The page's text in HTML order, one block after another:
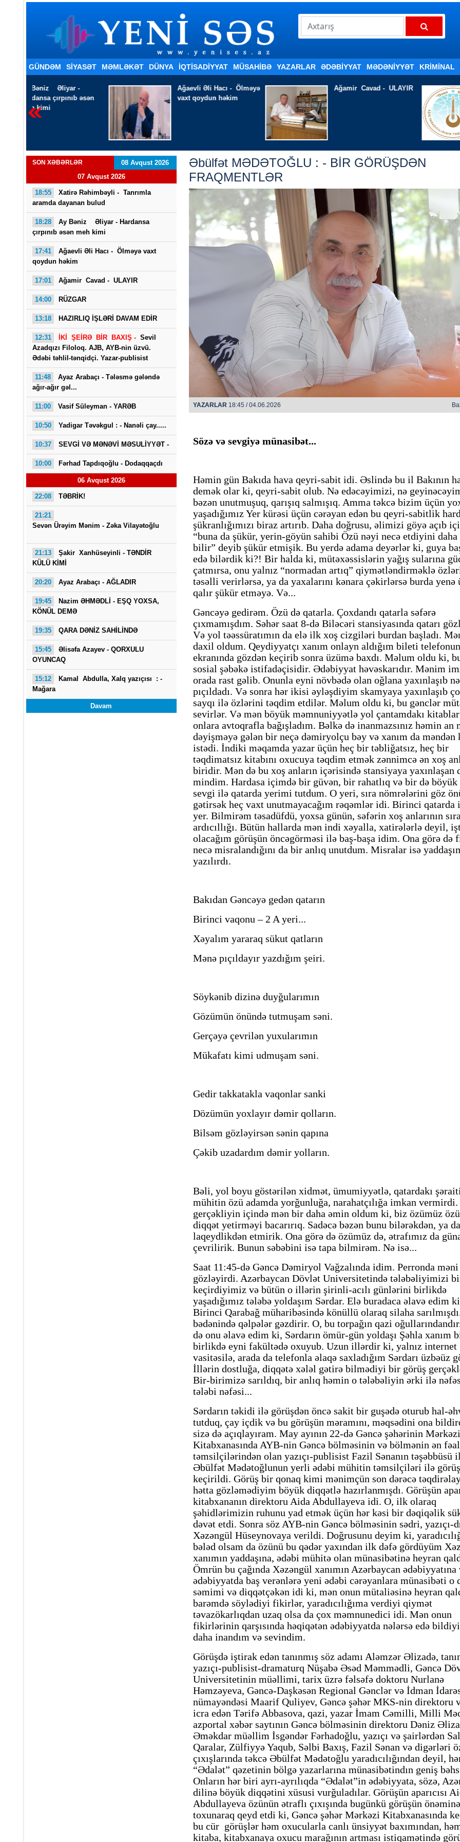
GÜNDƏM SİYASƏT MƏMLƏKƏT DÜNYA İQTISADIYYAT MÜSAHİBƏ YAZARLAR ƏDƏBIYYAT MƏDƏNİYYƏT KRİMİNAL
Ağaevli Əli Hacı -Ölməyə
vaxt qoydun həkim
Ağamir Cavad - ULAYIR
HAZIRLIQ
EDİR
SON XƏBƏRLƏR
08 Avqust 2026
07 Avqust 2026
18:55
Xatirə Rəhimbəyli - Tanrımla
aramda dayanan bulud
18:28
Ay Bəniz Əliyar - Hardansa
çırpınıb əsən meh kimi
17:41 Ağaevli Əli Hacı - Ölməyə vaxt
qoydun həkim
17:01 Ağamir Cavad - ULAYIR
14:00 RÜZGAR
13:18 HAZIRLIQ İŞLƏRİ DAVAM EDİR
12:31 İKİ ŞEİRƏ BİR BAXIŞ - Sevil
Azadqızı Filoloq. AJB, AYB-nin üzvü.
Ədəbi təhlil-tənqidçi. Yazar-publisist
11:48
Ayaz Arabaçı - Tələsmə gələndə
ağır-ağır gəl...
11:00 Vasif Süleyman - YARƏB
10:50 Yadigar Təvəkgul : - Nanəli çay.....
10:37 SEVGİ VƏ MƏNƏVİ MƏSULİYYƏT -
10:00 Fərhad Tapdıqoğlu - Dodaqqaçdı
06 Avqust 2026
22:08 TƏBRİK!
21:21
Sevən Ürəyim Mənim - Zəka Vilayətoğlu
21:13
Şakir Xanhüseyinli - TƏNDİR
KÜLÜ KİMİ
20:20 Ayaz Arabaçı - AĞLADIR
19:45
Nazim ƏHMƏDLİ - EŞQ YOXSA,
KÖNÜL DEMƏ
19:35 QARA DƏNİZ SAHİLİNDƏ
15:45 Əlisəfa Azayev - QORXULU
OYUNCAQ
15:12
Kamal Abdulla, Xalq yazıçısı : -
Mağara
Davam
Əbülfət MƏDƏTOĞLU : - BİR GÖRÜŞDƏN
FRAQMENTLƏR
YAZARLAR18:45 / 04.06.2026
Sözə və sevgiyə münasibət...
Həmin gün Bakıda hava qeyri-sabit idi. Əslində bu il Bakının
demək olar ki, qeyri-sabit olub. Nə edəcəyimizi, nə
bəzən unutmuşuq, qarışıq salmışıq. Amma təkcə bizim üçün
yaşadığımız Yer kürəsi üçün cərəyan edən bu qeyri-sabitlik
şükranlığımızı biraz artırıb. Daha doğrusu, əlimizi göyə açıb
“buna da şükür, yerin-göyün sahibi Özü nəyi necə etdiyini daha
bilir” deyib şükür etmişik. Bu yerdə adama deyərlər ki, guya
edə bilərdik ki?! Bir halda ki, mütəxəssislərin yağış sularına
çatmırsa, onu yalnız “normadan artıq” qiymətləndirməklə
təsəlli verirlərsə, ya da yaxalarını kənara çəkirlərsə burda yenə
qalır şükür etməyə. Və...
Gəncəyə gedirəm. Özü də qatarla. Çoxdandı qatarla səfərə
çıxmamışdım. Səhər saat 8-də Biləcəri stansiyasında qatarı
Və yol təəssüratımın da elə ilk xoş cizgiləri burdan başladı.
daxil oldum. Qeydiyyatçı xanım onlayn aldığım bileti telefonun
ekranında gözdən keçirib sonra üzümə baxdı. Məlum oldu ki,
sosial şəbəkə istifadəçisidir. Ədəbiyyat həvəskarıdır. Mənim
orada rast gəlib. Onunla eyni növbədə olan oğlana yaxınlaşıb
pıçıldadı. Və sonra hər ikisi əyləşdiyim skamyaya yaxınlaşıb
sayqı ilə özlərini təqdim etdilər. Məlum oldu ki, bu gənclər
sevirlər. Və mən böyük məmnuniyyətlə yol çantamdakı
onlara avtoqrafla bağışladım. Bəlkə də inanmazsınız həmin an
dəyişməyə gələn bir neçə dəmiryolçu bəy və xanım da məndən
istədi. İndiki məqamda yazar üçün heç bir təbliğatsız, heç bir
təqdimatsız kitabını oxucuya təqdim etmək zənnimcə ən xoş
biridir. Mən də bu xoş anların içərisində stansiyaya yaxınlaşan
mindim. Hardasa içimdə bir güvən, bir rahatlıq və bir də böyük
sevgi ilə qatarda yerimi tutdum. O yeri, sıra nömrələrini göz
gətirsək heç vaxt unutmayacağım rəqəmlər idi. Birinci qatarda
yer. Bilmirəm təsadüfdü, yoxsa günün, səfərin xoş anlarının sıra
ardıcıllığı. Bütün hallarda mən indi xəyalla, xatirələrlə deyil,
olacağım görüşün öncəgörməsi ilə baş-başa idim. Ona görə
necə misralandığını da bir anlıq unutdum. Misralar isə
yazılırdı.
Bakıdan Gəncəyə gedən qatarın
Birinci vaqonu – 2 A yeri...
Xəyalım yararaq sükut qatların
Mənə pıçıldayır yazdığım şeiri.
Söykənib dizinə duyğularımın
Gözümün önündə tutmuşam səni.
Gerçəyə çevrilən yuxularımın
Mükafatı kimi udmuşam səni.
Gedir takkatakla vaqonlar sanki
Dözümün yoxlayır dəmir qolların.
Bilsəm gözləyirsən sənin qapına
Çəkib uzadardım dəmir yolların.
Bəli, yol boyu göstərilən xidmət, ümumiyyətlə, qatardakı
mühitin özü adamda yorğunluğa, narahatçılığa imkan vermirdi.
gerçəkliyin içində mən bir daha əmin oldum ki, biz özümüz
diqqət yetirməyi bacarırıq. Sadəcə bəzən bunu bilərəkdən, ya da
laqeydlikdən etmirik. Ona görə də özümüz də, ətrafımız da
çevrilirik. Bunun səbəbini isə tapa bilmirəm. Nə isə...
Saat 11:45-də Gəncə Dəmiryol Vağzalında idim. Perronda
gözləyirdi. Azərbaycan Dövlət Universitetində tələbəliyimizi
keçirdiyimiz və bütün o illərin şirinli-acılı günlərini birlikdə
yaşadığımız tələbə yoldaşım Sərdar. Elə buradaca əlavə edim
Birinci Qarabağ müharibəsində könüllü olaraq silaha
bədənində qəlpələr gəzdirir. O, bu torpağın qazi
də onu əlavə edim ki, Sərdarın ömür-gün yoldaşı Şəhla xanım
birlikdə eyni fakültədə oxuyub. Uzun illərdir ki, yalnız internet
vasitəsilə, arada da telefonla əlaqə saxladığım Sərdarı üzbəüz
İllərin dostluğa, diqqətə xələl gətirə bilmədiyi bir görüş
Bir-birimizə sarıldıq, bir anlıq həmin o tələbəliyin ərki ilə
tələbi nəfəsi...
Sərdarın təkidi ilə görüşdən öncə sakit bir guşədə oturub hal-
tutduq, çay içdik və bu görüşün məramını, məqsədini ona
sizə də açıqlayıram. May ayının 22-də Gəncə şəhərinin Mərkəzi
Kitabxanasında AYB-nin Gəncə bölməsinin və bölmənin ən fəal
təmsilçilərindən olan yazıçı-publisist Fazil Sənanın təşəbbüsü
Əbülfət Mədətoğlunun yerli ədəbi mühitin təmsilçiləri ilə
keçirildi. Görüş bir qonaq kimi mənimçün son dərəcə
hətta gözləmədiyim böyük diqqətlə hazırlanmışdı. Görüşün
kitabxananın direktoru Aida Abdullayeva idi. O, ilk olaraq
şəhidlərimizin ruhunu yad etmək üçün hər kəsi bir dəqiqəlik
dəvət etdi. Sonra söz AYB-nin Gəncə bölməsinin sədri, yazıçı-
Xəzəngül Hüseynovaya verildi. Doğrusunu deyim ki,
bələd olsam da özünü bu qədər yaxından ilk dəfə gördüyüm
xanımın yaddaşına, ədəbi mühitə olan münasibətinə heyran
Ömrün bu çağında Xəzəngül xanımın Azərbaycan ədəbiyyatına
ədəbiyyatda baş verənlərə yeni ədəbi cərəyanlara münasibəti o
səmimi və diqqətçəkən idi ki, mən onun mütaliəsinə heyran
barəmdə söylədiyi fikirlər, yaradıcılığıma verdiyi qiymət
təvazökarlıqdan uzaq olsa da çox məmnunedici idi. Mən onun
fikirlərinin qarşısında həqiqətən ədəbiyyatda nələrsə edə
daha inandım və sevindim.
Görüşdə iştirak edən tanınmış söz adamı Aləmzər Əlizadə,
yazıçı-publisist-dramaturq Nüşabə Əsəd Məmmədli, Gəncə
Universitetinin müəllimi, tarix üzrə fəlsəfə doktoru Nurlanə
Həmzəyeva, Gəncə-Daşkəsən Regional Gənclər və İdman
nümayəndəsi Maarif Quliyev, Gəncə şəhər MKS-nin direktoru
icra edən Tərifə Abbasova, qazi, yazar İmam Cəmilli, Milli
azportal xəbər saytının Gəncə bölməsinin direktoru Dəniz
Əməkdar müəllim İsgəndər Fərhadoğlu, yazıçı və şairlərdən
Qaralar, Zülfiyyə Yaqub, Səlbi Baxış, Fazil Sənan və digərləri
çıxışlarında təkcə Əbülfət Mədətoğlu yaradıcılığından deyil,
“Ədalət” qəzetinin bölgə yazarlarına münasibətindın geniş
Onların hər biri ayrı-ayrılıqda “Ədalət”in ədəbiyyata, sözə,
dilinə böyük diqqətini xüsusi vurğuladılar. Görüşün aparıcısı
Abdullayeva özünün ətraflı çıxışında bugünkü görüşün
toxunaraq qeyd etdi ki, Gəncə şəhər Mərkəzi Kitabxanasında
bu cür görüşlər həm oxucularla canlı ünsiyyət baxımından,
kitaba, kitabxanaya oxucu marağının artması istiqamətində
Sabah bəzi yerlərdə yağış yağacaq
Xocalı, Ağdərə və Cəbrayılın
kəndlərinə köç karvanı yola
O Gözlərində - Zəka Vilayətoğlu
HAZIRLIQ İŞLƏRİ DAVAM
"Neftçi" klubunun şikayəti